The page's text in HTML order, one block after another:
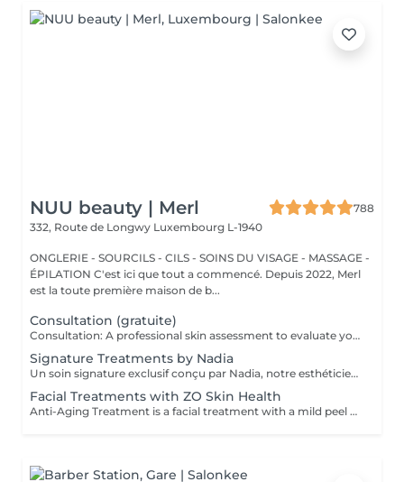
NUU beauty | Merl
788
332, Route de Longwy Luxembourg L-1940
ONGLERIE - SOURCILS - CILS - SOINS DU VISAGE - MASSAGE -
ÉPILATION C'est ici que tout a commencé. Depuis 2022, Merl
est la toute première maison de b...
Consultation (gratuite)
Consultation: A professional skin assessment to evaluate your skin condition, discuss your concerns, and recommend the most suitable treatments and home care routine. Consultation&First Procedure: A professional skin assessment to evaluate your skin condition, discuss your concerns, and recommend the most suitable treatments and home care routine. Followed by a customised treatment designed to address your skin's immediate needs. The price will depend on the type of procedure.
Signature Treatments by Nadia
Un soin signature exclusif conçu par Nadia, notre esthéticienne, spécialement dédié aux zones délicates du contour des yeux et du cou. Ce traitement procure une hydratation intense et améliore l'élasticité de la peau, contribuant à restaurer sa fermeté, sa souplesse et un aspect visiblement plus frais et revitalisé. Le soin aide à atténuer l'apparence des ridules, apporte un léger effet éclaircissant au contour des yeux et offre un effet liftant naturel pour un regard reposé et une apparence plus jeune. Une autre option associe ce soin intensif hydratant pour les yeux et le cou à un soin complet du visage, pour une expérience de beauté encore plus complète et des résultats optimaux.
Facial Treatments with ZO Skin Health
Anti-Aging Treatment is a facial treatment with a mild peel designed to restore hydration, smooth dry, rough texture, soften lines and strengthen skin to prevent future aging and skin damage. Redness Treatment is a facial treatment with a mild peel designed to calm skin and minimize symptoms associated with red, sensitized skin, including rosacea. Ultra Hydration Treatment is a facial treatment with a mild peel designed to soothe skin and restore hydration in dry, dehydrated skin. Skin Brightening Treatment is a facial treatment with a mild peel designed to target mild discoloration and restore a more even skin tone. Acne + Oil Control Treatment is a facial treatment with a mild peel to decongest pores, absorb excess surface oil, target blemishes and prevent future breakouts. Enzyme Facial Treatment is a gentle, effective facial treatment with enzymatic exfoliation to revive dull skin, replenish hydration, soothe skin and restore healthy skin barrier to strengthen skin. Stimulator Peel is the perfect lunchtime peel, gentle enough for all skin types. An effective blend of AHAs provide immediately healthier, glowing skin with no downtime. Added antioxidants and anti-irritants neutralize free radicals and calm the skin.